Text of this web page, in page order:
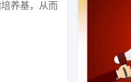
养基，从而